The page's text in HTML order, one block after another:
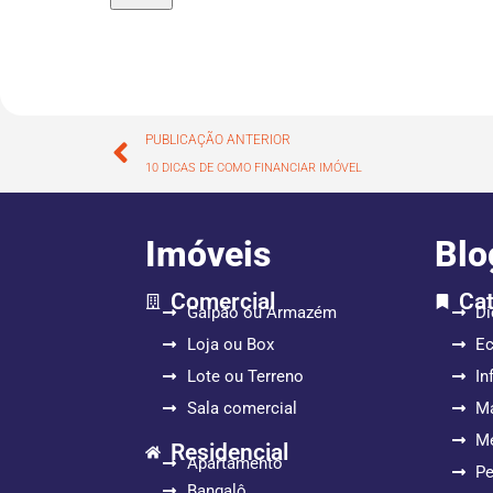
PUBLICAÇÃO ANTERIOR
10 DICAS DE COMO FINANCIAR IMÓVEL
Imóveis
Comercial
Galpão ou Armazém
Loja ou Box
Lote ou Terreno
Sala comercial
Residencial
Apartamento